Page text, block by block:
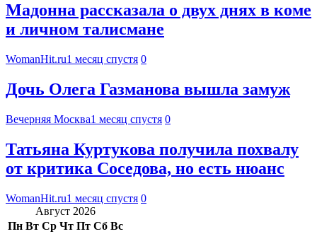
Мадонна рассказала о двух днях в коме
и личном талисмане
WomanHit.ru1 месяц спустя 0
Дочь Олега Газманова вышла замуж
Вечерняя Москва1 месяц спустя 0
Татьяна Куртукова получила похвалу
от критика Соседова, но есть нюанс
WomanHit.ru1 месяц спустя 0
Август 2026
Пн Вт Ср Чт Пт Сб Вс